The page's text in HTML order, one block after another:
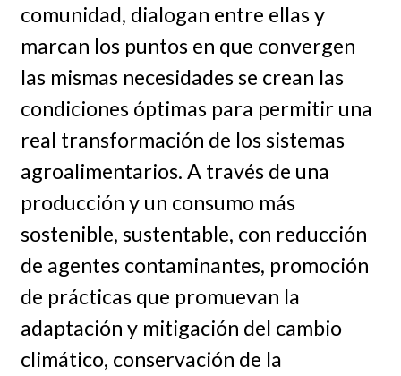
comunidad, dialogan entre ellas y
marcan los puntos en que convergen
las mismas necesidades se crean las
condiciones óptimas para permitir una
real transformación de los sistemas
agroalimentarios. A través de una
producción y un consumo más
sostenible, sustentable, con reducción
de agentes contaminantes, promoción
de prácticas que promuevan la
adaptación y mitigación del cambio
climático, conservación de la